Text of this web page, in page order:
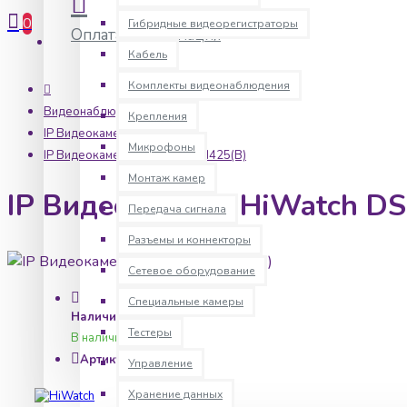
Оплата Информация
Гибридные видеорегистраторы
Кабель
Комплекты видеонаблюдения
Крепления
Микрофоны
Монтаж камер
Передача сигнала
Разъемы и коннекторы
Сетевое оборудование
Специальные камеры
Тестеры
Управление
Хранение данных
0
Видеонаблюдение
IP Видеокамеры
IP Видеокамера HiWatch DS-I425(B)
IP Видеокамера HiWatch
Наличие:
В наличии
Артикул: hw0079